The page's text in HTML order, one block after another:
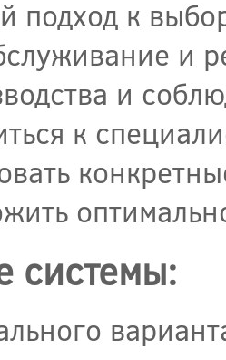
подход к
и
и
к
системы: